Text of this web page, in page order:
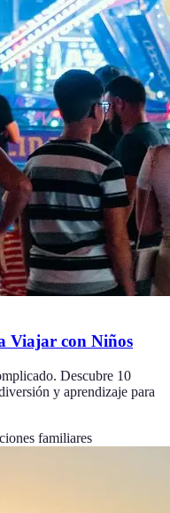
Viajar con Niños
Descubre 10
y aprendizaje para
familiares